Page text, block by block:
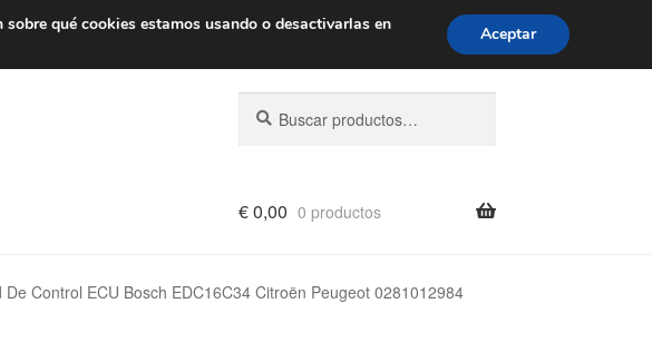
a viernes de 9 a. m. a 4 p. m.900 933 246
por:
privacidad
€0,00 0 productos
De Control ECU Bosch EDC16C34 Citroën Peugeot 0281012984
qué cookies estamos usando o desactivarlas en
Aceptar